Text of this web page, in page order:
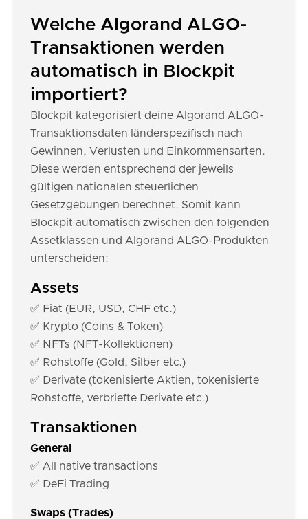
Welche Algorand ALGO-
Transaktionen werden
automatisch in Blockpit
importiert?
Blockpit kategorisiert deine Algorand ALGO-
Transaktionsdaten länderspezifisch nach
Gewinnen, Verlusten und Einkommensarten.
Diese werden entsprechend der jeweils
gültigen nationalen steuerlichen
Gesetzgebungen berechnet. Somit kann
Blockpit automatisch zwischen den folgenden
Assetklassen und Algorand ALGO-Produkten
unterscheiden:
Assets
✅ Fiat (EUR, USD, CHF etc.)
✅ Krypto (Coins & Token)
✅ NFTs (NFT-Kollektionen)
✅ Rohstoffe (Gold, Silber etc.)
✅ Derivate (tokenisierte Aktien, tokenisierte
Rohstoffe, verbriefte Derivate etc.)
Transaktionen
General
✅ All native transactions
✅ DeFi Trading
Swaps (Trades)